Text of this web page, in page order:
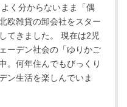
く分からないまま「偶
欧雑貨の卸会社をスター
てきました。 現在は2児
ーデン社会の「ゆりかご
。何年住んでもびっくり
ン生活を楽しんでいま